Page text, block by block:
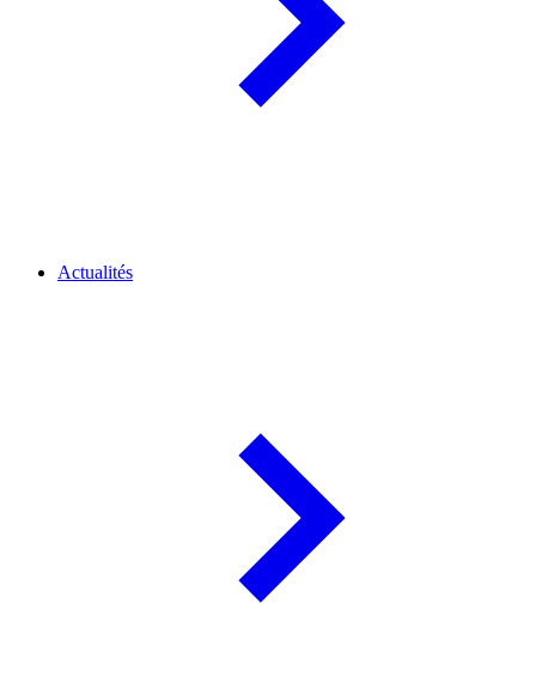
Actualités